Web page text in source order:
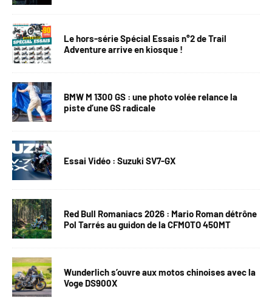
Le hors-série Spécial Essais n°2 de Trail
Adventure arrive en kiosque !
BMW M 1300 GS : une photo volée relance la
piste d’une GS radicale
Essai Vidéo : Suzuki SV7-GX
Red Bull Romaniacs 2026 : Mario Roman détrône
Pol Tarrés au guidon de la CFMOTO 450MT
Wunderlich s’ouvre aux motos chinoises avec la
Voge DS900X